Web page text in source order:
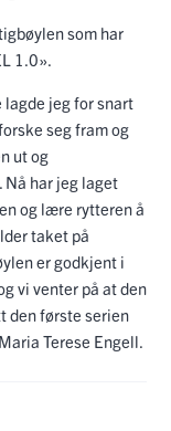
som har
1.0».
lagde jeg for snart
seg fram og
ut og
har jeg laget
og lære rytteren å
taket på
er godkjent i
vi venter på at den
den første serien
Terese Engell.